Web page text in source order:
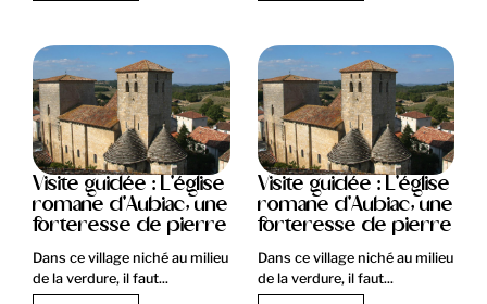
Visite guidée : L'église
romane d'Aubiac, une
forteresse de pierre
Dans ce village niché au milieu
de la verdure, il faut...
Visite guidée : L'église
romane d'Aubiac, une
forteresse de pierre
Dans ce village niché au milieu
de la verdure, il faut...